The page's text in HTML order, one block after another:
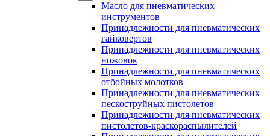
Масло для пневматических
инструментов
Принадлежности для пневматических
гайковертов
Принадлежности для пневматических
ножовок
Принадлежности для пневматических
отбойных молотков
Принадлежности для пневматических
пескоструйных пистолетов
Принадлежности для пневматических
пистолетов-краскораспылителей